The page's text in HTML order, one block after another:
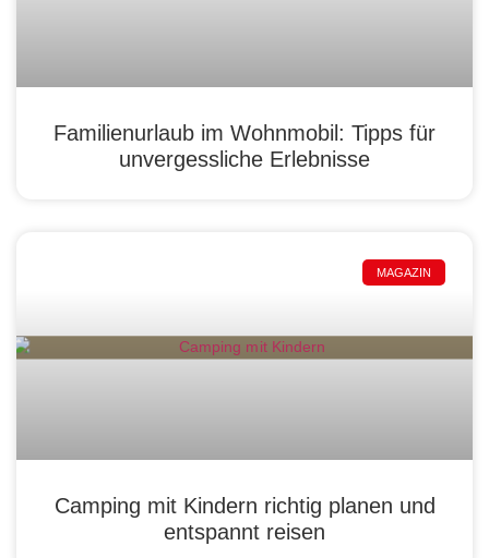
Familienurlaub im Wohnmobil: Tipps für
unvergessliche Erlebnisse
MAGAZIN
Camping mit Kindern richtig planen und
entspannt reisen